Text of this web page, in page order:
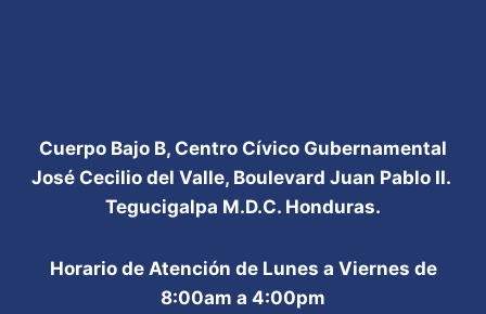
Cuerpo Bajo B, Centro Cívico Gubernamental
José Cecilio del Valle, Boulevard Juan Pablo II.
Tegucigalpa M.D.C. Honduras.
Horario de Atención de Lunes a Viernes de
8:00am a 4:00pm